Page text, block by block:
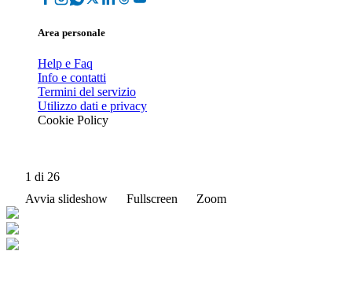
Area personale
Help e Faq
Info e contatti
Termini del servizio
Utilizzo dati e privacy
Cookie Policy
1 di 26
Avvia slideshow
Fullscreen Zoom